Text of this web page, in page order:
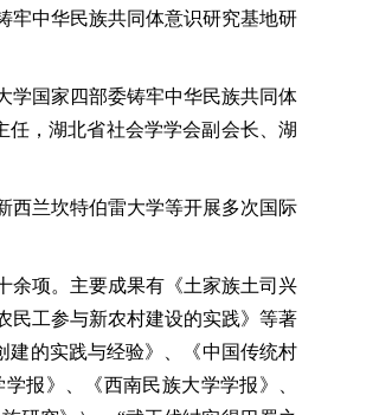
牢中华民族共同体意识研究基地研
学国家四部委铸牢中华民族共同体
，湖北省社会学学会副会长、湖
西兰坎特伯雷大学等开展多次国际
余项。主要成果有《土家族土司兴
民工参与新农村建设的实践》等著
建的实践与经验》、《中国传统村
报》、《西南民族大学学报》、